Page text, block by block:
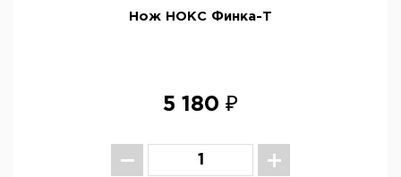
Нож НОКС Финка-Т
5 180 ₽